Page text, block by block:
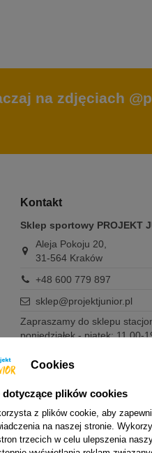
na zdjęciach
Kontakt
Sklep sportowy PROJEKT
Aleja Pokoju 20,
31-564 Kraków
+48 600 779 897
sklep@projektjunior.pl
Zapraszamy do sklepu
poniedziałek - piątek: 11.00-
niedziela (każda): nieczynne
Nie odpowiadamy na
prosimy o kontakt mailowy,
przez Messenger.
Cookies
dotyczące plików cookies
z plików cookie, aby
na naszej stronie.
trzecich w celu ulepszenia